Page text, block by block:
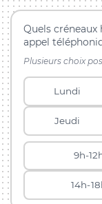
Quels
appel
Plusieurs choix
Lundi
Jeudi
9h-
14h-